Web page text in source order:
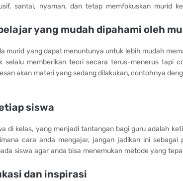
santai, nyaman, dan tetap memfokuskan murid
yang mudah dipahami oleh
murid yang dapat menuntunya untuk lebih mudah
selalu memberikan teori secara terus-menerus tapi
akan materi yang sedang dilakukan, contohnya
siswa
di kelas, yang menjadi tantangan bagi guru adalah
cara anda mengajar, jangan jadikan ini sebagai
siswa agar anda bisa menemukan metode yang
dan inspirasi